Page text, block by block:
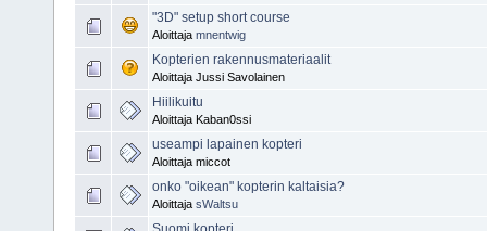
"3D" setup short course
Aloittaja mnentwig
Kopterien rakennusmateriaalit
Aloittaja Jussi Savolainen
Hiilikuitu
Aloittaja Kaban0ssi
useampi lapainen kopteri
Aloittaja miccot
onko "oikean" kopterin kaltaisia?
Aloittaja sWaltsu